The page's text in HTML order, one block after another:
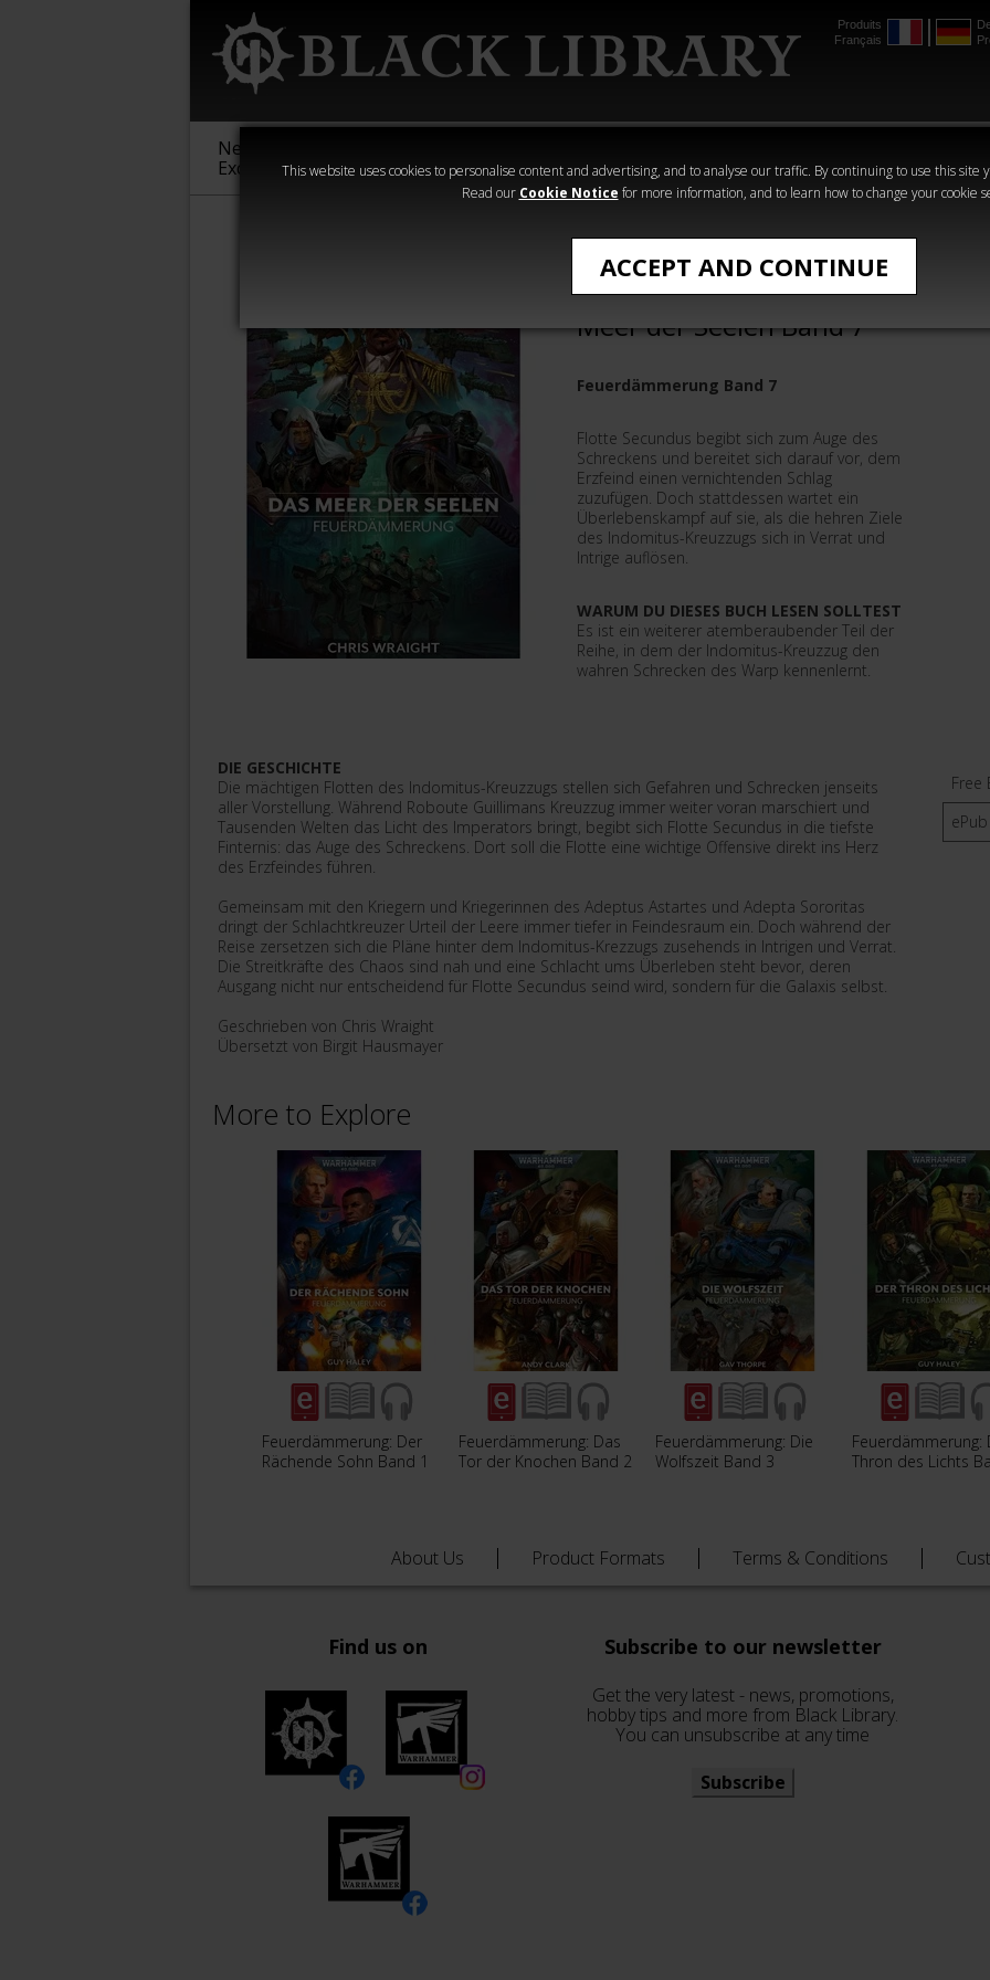
This website uses cookies to personalise content and advertising, and to analyse our traffic. By continuing to use this site
Read our Cookie Notice for more information, and to learn how to change your cookie
ACCEPT AND CONTINUE
Produits
Français
New &
Exclusive
Sigmar
40,000
Heresy
Crime
Horror
Feuerdämmerung: Das
Meer der Seelen Band 7
Feuerdämmerung Band 7
Flotte Secundus begibt sich zum Auge des
Schreckens und bereitet sich darauf vor, dem
Erzfeind einen vernichtenden Schlag
zuzufügen. Doch stattdessen wartet ein
Überlebenskampf auf sie, als die hehren Ziele
des Indomitus-Kreuzzugs sich in Verrat und
Intrige auflösen.
WARUM DU DIESES BUCH LESEN SOLLTEST
Es ist ein weiterer atemberaubender Teil der
Reihe, in dem der Indomitus-Kreuzzug den
wahren Schrecken des Warp kennenlernt.
DIE GESCHICHTE
Die mächtigen Flotten des Indomitus-Kreuzzugs stellen sich Gefahren und Schrecken jenseits
aller Vorstellung. Während Roboute Guillimans Kreuzzug immer weiter voran marschiert und
Tausenden Welten das Licht des Imperators bringt, begibt sich Flotte Secundus in die tiefste
Finternis: das Auge des Schreckens. Dort soll die Flotte eine wichtige Offensive direkt ins Herz
des Erzfeindes führen.
Gemeinsam mit den Kriegern und Kriegerinnen des Adeptus Astartes und Adepta Sororitas
dringt der Schlachtkreuzer Urteil der Leere immer tiefer in Feindesraum ein. Doch während der
Reise zersetzen sich die Pläne hinter dem Indomitus-Krezzugs zusehends in Intrigen und Verrat.
Die Streitkräfte des Chaos sind nah und eine Schlacht ums Überleben steht bevor, deren
Ausgang nicht nur entscheidend für Flotte Secundus seind wird, sondern für die Galaxis selbst.
Geschrieben von Chris Wraight
Übersetzt von Birgit Hausmayer
Free
ePub
More to Explore
Feuerdämmerung: Der
Rächende Sohn Band 1
Feuerdämmerung: Das
Tor der Knochen Band 2
Feuerdämmerung: Die
Wolfszeit Band 3
Feuerdämmerung:
Thron des Lichts
About Us Product Formats Terms & Conditions
Find us on Subscribe to our newsletter
Get the very latest - news, promotions,
hobby tips and more from Black Library.
You can unsubscribe at any time
Subscribe